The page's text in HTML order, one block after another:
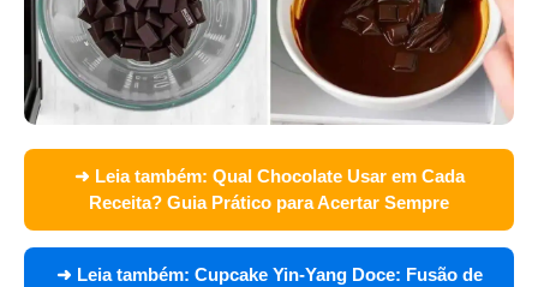
➜ Leia também: Qual Chocolate Usar em Cada
Receita? Guia Prático para Acertar Sempre
➜ Leia também: Cupcake Yin-Yang Doce: Fusão de